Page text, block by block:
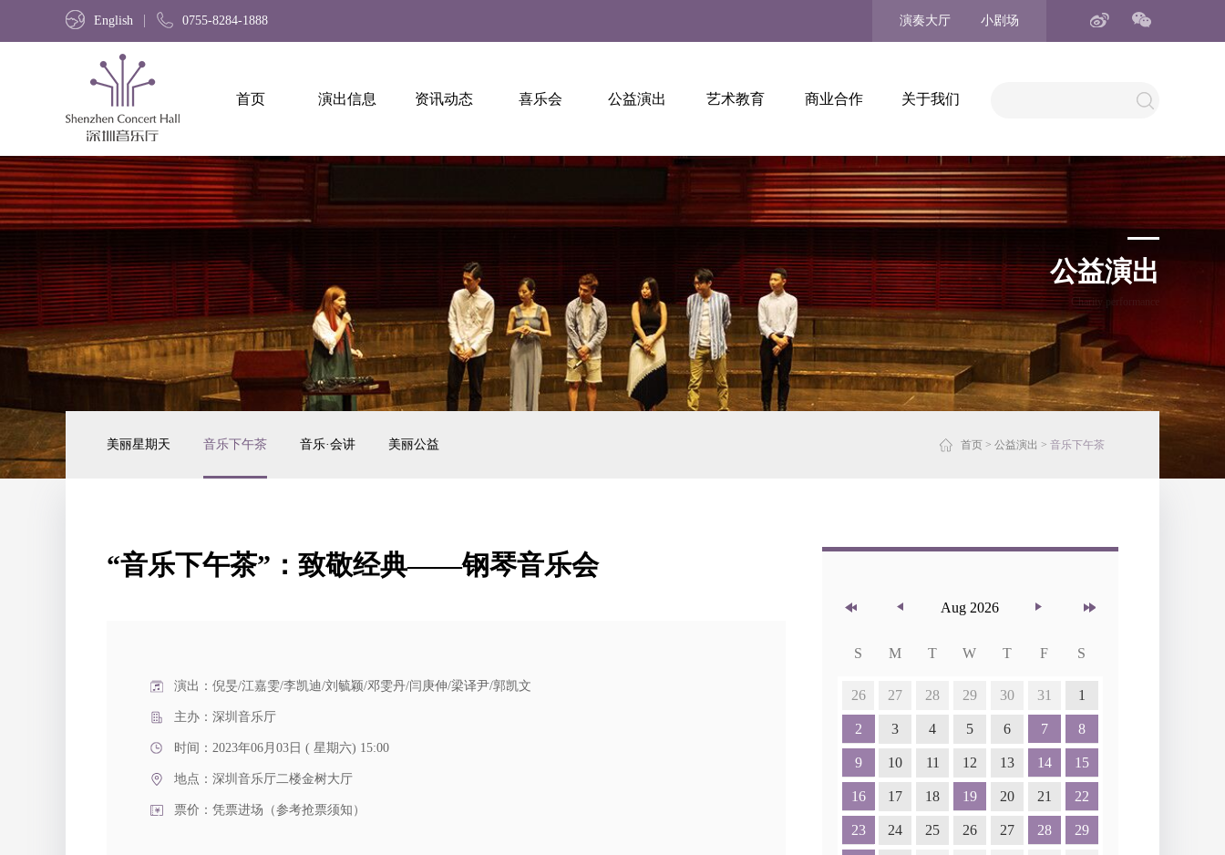
English 0755-8284-1888 演奏大厅 小剧场
首页 演出信息 资讯动态 喜乐会 公益演出 艺术教育 商业合作 关于我们
公益演出
Charity performance
美丽星期天 音乐下午茶 音乐·会讲 美丽公益 首页 > 公益演出 > 音乐下午茶
“音乐下午茶”：致敬经典——钢琴音乐会
演出：倪旻/江嘉雯/李凯迪/刘毓颖/邓雯丹/闫庚伸/梁译尹/郭凯文
主办：深圳音乐厅
时间：2023年06月03日 ( 星期六) 15:00
地点： 深圳音乐厅二楼金树大厅
票价：凭票进场（参考抢票须知）
Aug 2026
S M T W T F S
26 27 28 29 30 31 1
2 3 4 5 6 7 8
9 10 11 12 13 14 15
16 17 18 19 20 21 22
23 24 25 26 27 28 29